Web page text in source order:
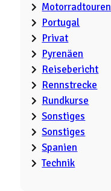
Motorradtouren
Portugal
Privat
Pyrenäen
Reisebericht
Rennstrecke
Rundkurse
Sonstiges
Sonstiges
Spanien
Technik